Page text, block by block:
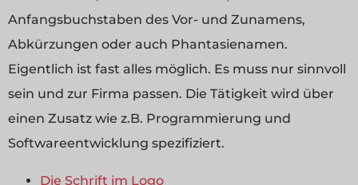
Anfangsbuchstaben des Vor- und Zunamens,
Abkürzungen oder auch Phantasienamen.
Eigentlich ist fast alles möglich. Es muss nur sinnvoll
sein und zur Firma passen. Die Tätigkeit wird über
einen Zusatz wie z.B. Programmierung und
Softwareentwicklung spezifiziert.
Die Schrift im Logo